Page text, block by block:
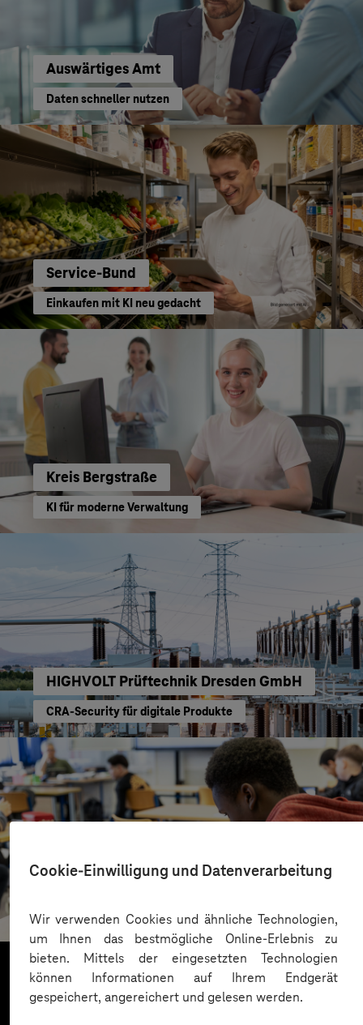
Cookie-Einwilligung und Datenverarbeitung
Wir verwenden Cookies und ähnliche Technologien,
um Ihnen das bestmögliche Online-Erlebnis zu
bieten. Mittels der eingesetzten Technologien
können Informationen auf Ihrem Endgerät
gespeichert, angereichert und gelesen werden.
Auswärtiges Amt
Daten schneller nutzen
Service-Bund
Einkaufen mit KI neu gedacht
Kreis Bergstraße
KI für moderne Verwaltung
HIGHVOLT Prüftechnik Dresden GmbH
CRA-Security für digitale Produkte
St.-Benedikt-Schule Düsseldorf
Mit KI Sprachbarrieren überwinden
Mehr laden